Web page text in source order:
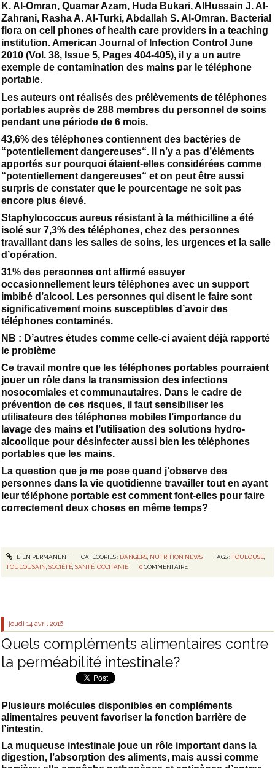
K. Al-Omran, Quamar Azam, Huda Bukari, AlHussain J. Al-
Zahrani, Rasha A. Al-Turki, Abdallah S. Al-Omran. Bacterial
flora on cell phones of health care providers in a teaching
institution. American Journal of Infection Control June
2010 (Vol. 38, Issue 5, Pages 404-405), il y a un autre
exemple de contamination des mains par le téléphone
portable.
Les auteurs ont réalisés des prélèvements de téléphones
portables auprès de 288 membres du personnel de soins
pendant une période de 6 mois.
43,6% des téléphones contiennent des bactéries de
“potentiellement dangereuses“. Il n’y a pas d’éléments
apportés sur pourquoi étaient-elles considérées comme
“potentiellement dangereuses“ et on peut être aussi
surpris de constater que le pourcentage ne soit pas
encore plus élevé.
Staphylococcus aureus résistant à la méthicilline a été
isolé sur 7,3% des téléphones, chez des personnes
travaillant dans les salles de soins, les urgences et la salle
d’opération.
31% des personnes ont affirmé essuyer
occasionnellement leurs téléphones avec un support
imbibé d’alcool. Les personnes qui disent le faire sont
significativement moins susceptibles d’avoir des
téléphones contaminés.
NB : D’autres études comme celle-ci avaient déjà rapporté
le problème
Ce travail montre que les téléphones portables pourraient
jouer un rôle dans la transmission des infections
nosocomiales et communautaires. Dans le cadre de
prévention de ces risques, il faut sensibiliser les
utilisateurs des téléphones mobiles l’importance du
lavage des mains et l’utilisation des solutions hydro-
alcoolique pour désinfecter aussi bien les téléphones
portables que les mains.
La question que je me pose quand j’observe des
personnes dans la vie quotidienne travailler tout en ayant
leur téléphone portable est comment font-elles pour faire
correctement deux choses en même temps?
LIEN PERMANENT CATÉGORIES : DANGERS, NUTRITION NEWS TAGS :TOULOUSE
TOULOUSAIN ,SOCIÉTÉ ,SANTÉ ,OCCITANIE 0 COMMENTAIRE
jeudi 14 avril 2016
Quels compléments alimentaires contre
la perméabilité intestinale?
Plusieurs molécules disponibles en compléments
alimentaires peuvent favoriser la fonction barrière de
l’intestin.
La muqueuse intestinale joue un rôle important dans la
digestion, l’absorption des aliments, mais aussi comme